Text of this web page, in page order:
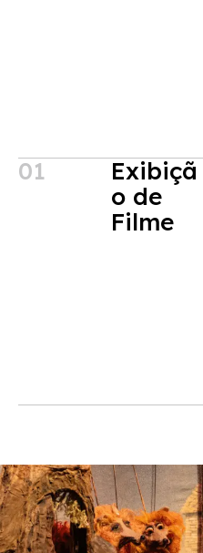
01
Exibiçã
o de
Filme